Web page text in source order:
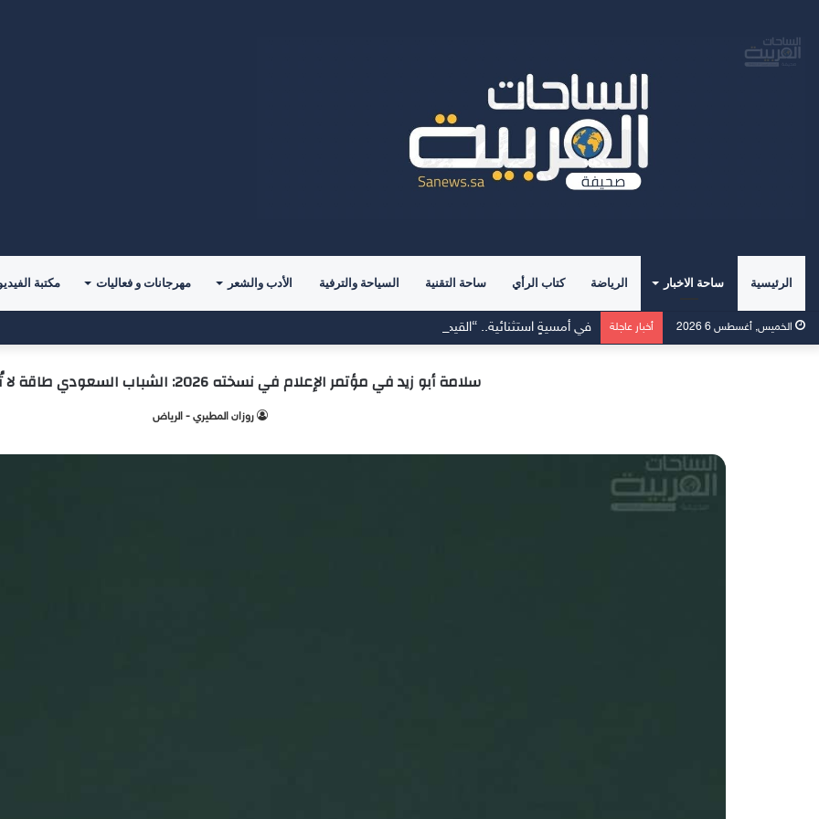
الرئيسية ساحة الاخبار الرياضة كتاب الرأي ساحة التقنية السياحة والترفية الأدب والشعر مهرجانات و فعاليات مكتبة
الخميس, أغسطس 6 2026 أخبار عاجلة في أمسيةٍ استثنائية.. “القيم العليا” تقود المشاركين نحو إعادة تعريف معايير اختيار شريك الحياة
سلامة أبو زيد في مؤتمر الإعلام في نسخته 2026: الشباب السعودي طاقة لا تُستهان بها
‫روزان المطيري - الرياض